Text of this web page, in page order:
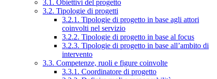
3.1. Obiettivi del progetto
3.2. Tipologie di progetti
3.2.1. Tipologie di progetto in base agli attori
coinvolti nel servizio
3.2.2. Tipologie di progetto in base al focus
3.2.3. Tipologie di progetto in base all’ambito di
intervento
3.3. Competenze, ruoli e figure coinvolte
3.3.1. Coordinatore di progetto